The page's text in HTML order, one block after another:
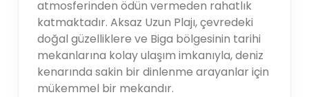
atmosferinden ödün vermeden rahatlık
katmaktadır. Aksaz Uzun Plajı, çevredeki
doğal güzelliklere ve Biga bölgesinin tarihi
mekanlarına kolay ulaşım imkanıyla, deniz
kenarında sakin bir dinlenme arayanlar için
mükemmel bir mekandır.